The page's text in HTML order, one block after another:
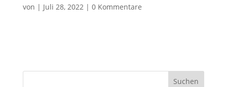
von | Juli 28, 2022| 0 Kommentare